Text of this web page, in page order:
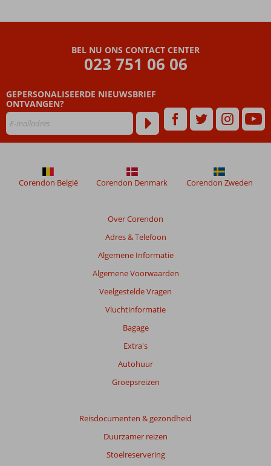
Beoordelingen
dan
48
niet
weergegeven
om
BEL NU ONS CONTACT CENTER
023 751 06 06
GEPERSONALISEERDE NIEUWSBRIEF
ONTVANGEN?
Over Corendon
Adres & Telefoon
Algemene Informatie
Algemene Voorwaarden
Veelgestelde Vragen
Vluchtinformatie
Bagage
Extra's
Autohuur
Groepsreizen
Reisdocumenten & gezondheid
Duurzamer reizen
Stoelreservering
Corendon België Corendon Denmark Corendon Zweden